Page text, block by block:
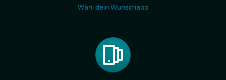
Wähl dein Wunschabo